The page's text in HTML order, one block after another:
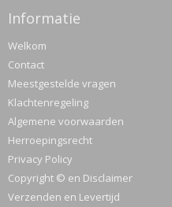
Informatie
Welkom
Contact
Meestgestelde vragen
Klachtenregeling
Algemene voorwaarden
Herroepingsrecht
Privacy Policy
Copyright © en Disclaimer
Verzenden en Levertijd